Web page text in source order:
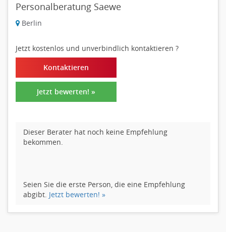
Personalberatung Saewe
Berlin
Jetzt kostenlos und unverbindlich kontaktieren ?
Kontaktieren
Jetzt bewerten! »
Dieser Berater hat noch keine Empfehlung
bekommen.
Seien Sie die erste Person, die eine Empfehlung
abgibt. Jetzt bewerten! »